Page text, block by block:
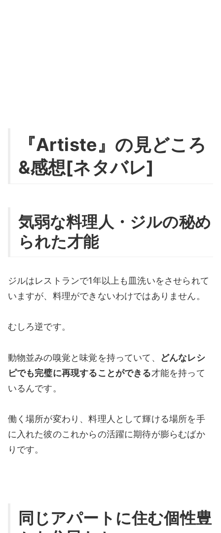
『Artiste』の見どころ
&感想[ネタバレ]
気弱な料理人・ジルの秘め
られた才能
ジルはレストランで1年以上も皿洗いをさせられて
いますが、料理ができないわけではありません。
むしろ逆です。
動物並みの嗅覚と味覚を持っていて、
どんなレシ
ピでも完璧に再現することができる才能を持って
いるんです。
働く場所が変わり、料理人として輝ける場所を手
に入れた彼のこれからの活躍に期待が膨らむばか
りです。
同じアパートに住む個性豊